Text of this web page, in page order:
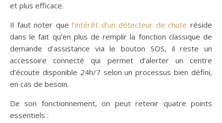
et plus efficace.
Il faut noter quel’intérêt d’un détecteur de chute réside
dans le fait qu’en plus de remplir la fonction classique de
demande d’assistance via le bouton SOS, il reste un
accessoire connecté qui permet d’alerter un centre
d’écoute disponible 24h/7 selon un processus bien défini,
en cas de besoin.
De son fonctionnement, on peut retenir quatre points
essentiels :